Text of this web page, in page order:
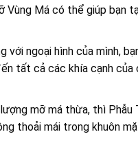
Vùng Má có thể giúp bạn
với ngoại hình của mình,
tất cả các khía cạnh
mỡ má thừa, thì
thoải mái trong khuôn